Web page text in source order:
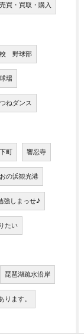
売買・買取・購入
野球部
場
ねダンス
町 響忍寺
の浜観光港
強しまっせ♪
たい
琵琶湖疏水沿岸
ります。